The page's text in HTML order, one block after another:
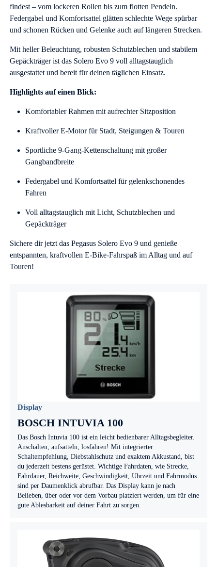
findest – vom lockeren Rollen bis zum flotten Pendeln.
Federgabel und Komfortsattel glätten schlechte Wege spürbar
und schonen Rücken und Gelenke auch auf längeren Strecken.
Mit heller Beleuchtung, robusten Schutzblechen und stabilem
Gepäckträger ist das Solero Evo 9 voll alltagstauglich
ausgestattet und bereit für deinen täglichen Einsatz.
Highlights auf einen Blick:
Komfortabler Rahmen mit aufrechter Sitzposition
Kraftvoller E-Motor für Stadt, Steigungen & Touren
Sportliche 9-Gang-Kettenschaltung mit großer
Gangbandbreite
Federgabel und Komfortsattel für gelenkschonendes
Fahren
Voll alltagstauglich mit Licht, Schutzblechen und
Gepäckträger
Sichere dir jetzt das Pegasus Solero Evo 9 und genieße
entspannten, kraftvollen E-Bike-Fahrspaß im Alltag und auf
Touren!
Display
BOSCH INTUVIA 100
Das Bosch Intuvia 100 ist ein leicht bedienbarer Alltagsbegleiter.
Anschalten, aufsatteln, losfahren! Mit integrierter
Schaltempfehlung, Diebstahlschutz und exaktem Akkustand, bist
du jederzeit bestens gerüstet. Wichtige Fahrdaten, wie Strecke,
Fahrdauer, Reichweite, Geschwindigkeit, Uhrzeit und Fahrmodus
sind per Daumenklick abrufbar. Das Display kann je nach
Belieben, über oder vor dem Vorbau platziert werden, um für eine
gute Ablesbarkeit auf deiner Fahrt zu sorgen.